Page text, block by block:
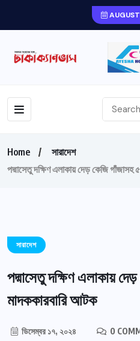
Home
সারাদেশ
পদ্মাসেতু দক্ষিণ এলাকায় দেড় কেজি গাঁজাসহ
সারাদেশ
পদ্মাসেতু দক্ষিণ এলাকায়
মাদককারবারি আটক
ডিসেম্বর ১৭, ২০২৪ 0